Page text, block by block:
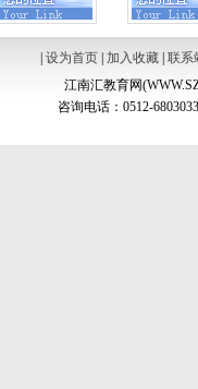
设为首页| 加入收藏| 联系
江南汇教育网
咨询电话：0512-